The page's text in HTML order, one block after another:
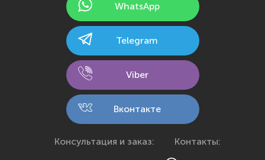
Калининград
Кемерово
Кострома
Краснодар
Красноярск
WhatsApp
Telegram
Viber
Вконтакте
Консультация и заказ: Контакты: